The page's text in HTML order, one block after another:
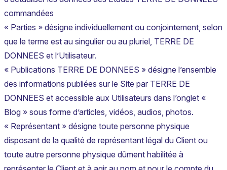
commandées
« Parties » désigne individuellement ou conjointement, selon
que le terme est au singulier ou au pluriel, TERRE DE
DONNEES et l’Utilisateur.
« Publications TERRE DE DONNEES » désigne l’ensemble
des informations publiées sur le Site par TERRE DE
DONNEES et accessible aux Utilisateurs dans l’onglet «
Blog » sous forme d’articles, vidéos, audios, photos.
« Représentant » désigne toute personne physique
disposant de la qualité de représentant légal du Client ou
toute autre personne physique dûment habilitée à